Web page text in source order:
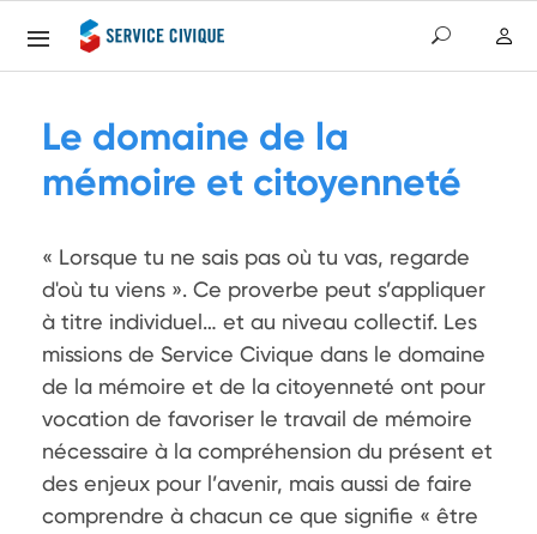
Le domaine de la
mémoire et citoyenneté
« Lorsque tu ne sais pas où tu vas, regarde
d'où tu viens ». Ce proverbe peut s’appliquer
à titre individuel… et au niveau collectif. Les
missions de Service Civique dans le domaine
de la mémoire et de la citoyenneté ont pour
vocation de favoriser le travail de mémoire
nécessaire à la compréhension du présent et
des enjeux pour l’avenir, mais aussi de faire
comprendre à chacun ce que signifie « être